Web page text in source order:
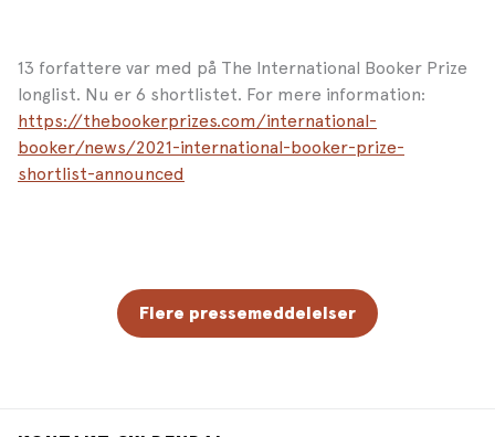
13 forfattere var med på The International Booker Prize
longlist. Nu er 6 shortlistet. For mere information:
https://thebookerprizes.com/international-
booker/news/2021-international-booker-prize-
shortlist-announced
Flere pressemeddelelser